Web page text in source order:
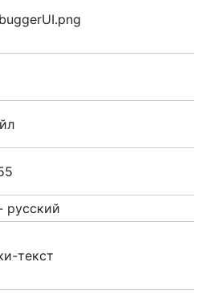
русский
текст